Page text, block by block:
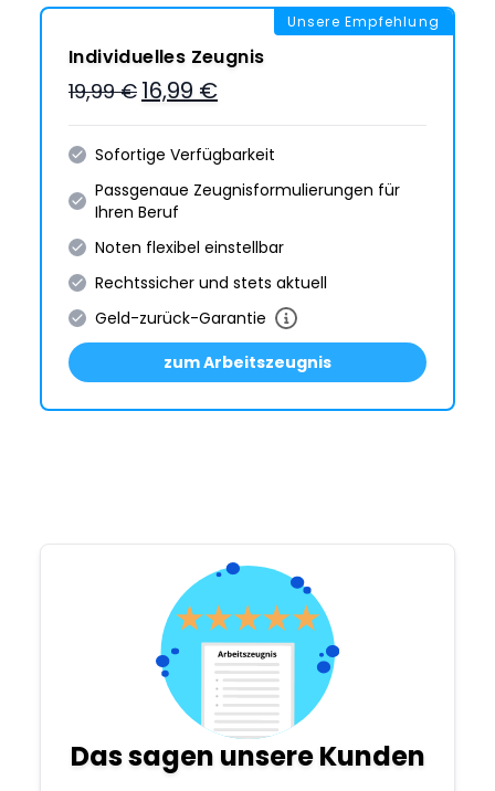
Unsere Empfehlung
Individuelles Zeugnis
19,99 € 16,99 €
Sofortige Verfügbarkeit
Passgenaue Zeugnis­formulie­rungen für
Ihren Beruf
Noten flexibel einstellbar
Rechtssicher und stets aktuell
Geld-zurück-Garantie
zum Arbeitszeugnis
Das sagen unsere Kunden